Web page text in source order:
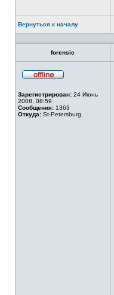
Вернуться к началу
forensic
сети
Зарегистрирован: 24 Июнь
2008, 08:59
Сообщения: 1363
Откуда: St-Petersburg